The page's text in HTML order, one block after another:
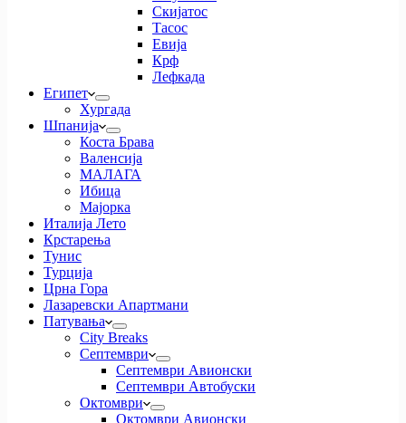
Скијатос
Тасос
Евија
Крф
Лефкада
Египет
Хургада
Шпанија
Коста Брава
Валенсија
МАЛАГА
Ибица
Мајорка
Италија Лето
Крстарења
Тунис
Турција
Црна Гора
Лазаревски Апартмани
Патувања
City Breaks
Септември
Септември Авионски
Септември Автобуски
Октомври
Октомври Авионски